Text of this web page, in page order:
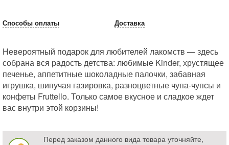
Способы оплаты Доставка
Невероятный подарок для любителей лакомств — здесь
собрана вся радость детства: любимые Kinder, хрустящее
печенье, аппетитные шоколадные палочки, забавная
игрушка, шипучая газировка, разноцветные чупа-чупсы и
конфеты Fruttello. Только самое вкусное и сладкое ждет
вас внутри этой корзины!
Перед заказом данного вида товара уточняйте,